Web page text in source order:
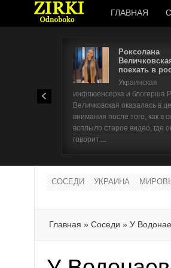
ГЛАВНАЯ
Роксолана
поехать в
Украинская
инфлюенсерка и блогерша
Величковская оказалась в
внимания после того, как в
всплыло старое видео, где
говорит:...
СОСЕДИ УКРАИНА
Главная » Соседи » У